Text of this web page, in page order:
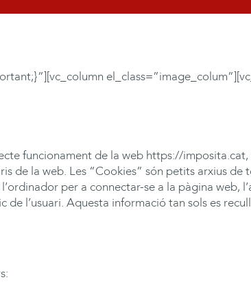
funcionament de la web https://
de la web. Les “Cookies” són petits arxius
per a connectar-se a la pàgina web,
l’usuari. Aquesta informació tan sols es